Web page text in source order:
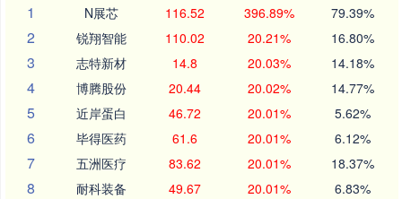
1
N展芯 116.52 396.89% 79.39%
2 锐翔智能 110.02 20.21% 16.80%
3 志特新材 14.8 20.03% 14.18%
4 博腾股份 20.44 20.02% 14.77%
5 近岸蛋白 46.72 20.01% 5.62%
6 毕得医药 61.6 20.01% 6.12%
7 五洲医疗 83.62 20.01% 18.37%
8 耐科装备 49.67 20.01% 6.83%